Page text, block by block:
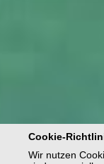
Cookie-
Wir nutzen